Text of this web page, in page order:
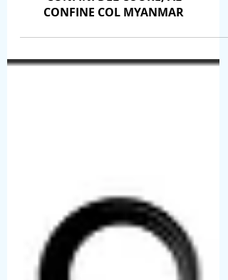
STEFANO LOTUMOLO: AI
CONFINI DEL CUORE, AL